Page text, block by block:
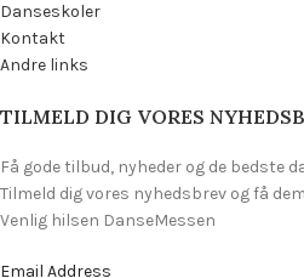
Danseskoler
Kontakt
Andre links
TILMELD DIG VORES
Få gode tilbud, nyheder og de bedste
Tilmeld dig vores nyhedsbrev og få
Venlig hilsen DanseMessen
Email Address